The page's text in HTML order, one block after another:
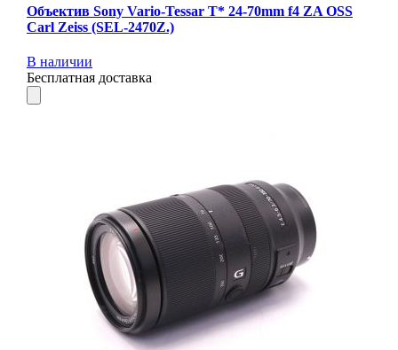
Объектив Sony Vario-Tessar T* 24-70mm f4 ZA OSS
Carl Zeiss (SEL-2470Z.)
В наличии
Бесплатная доставка